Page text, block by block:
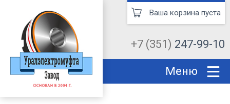
+7 (351) 247-99-10
Ваша корзина пуста
Меню